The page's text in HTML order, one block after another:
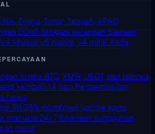
NA, Eropa, Timur Tengah, APAC
DDoS Mitigasi serangan bawaan
khusus v6 native, v4 milik Anda
kripto BTC, XMR, USDT, dan lainnya
kembali 14 hari Pengembalian
tanya
99,95% Komitmen uptime kami
manusia 24/7 Engineer sungguhan,
menit